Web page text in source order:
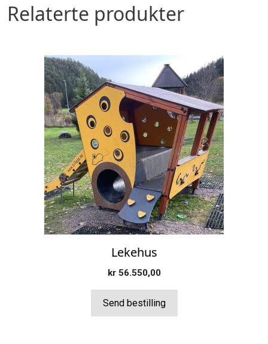
Relaterte produkter
Lekehus
kr56.550,00
Send bestilling